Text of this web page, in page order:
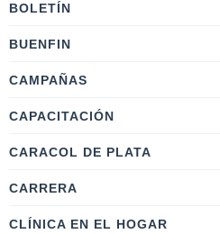
BOLETÍN
BUENFIN
CAMPAÑAS
CAPACITACIÓN
CARACOL DE PLATA
CARRERA
CLÍNICA EN EL HOGAR